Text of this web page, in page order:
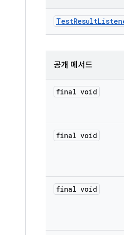
TestResult
공개 메서드
final void
final void
final void